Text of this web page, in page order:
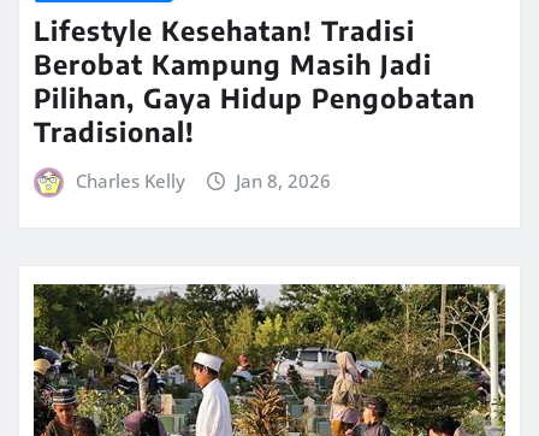
Lifestyle Kesehatan! Tradisi
Berobat Kampung Masih Jadi
Pilihan, Gaya Hidup Pengobatan
Tradisional!
Charles Kelly Jan 8, 2026